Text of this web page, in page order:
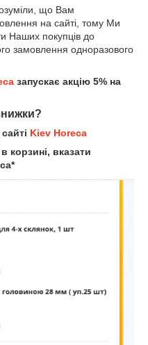
що Вам
на сайті, тому Ми
Наших покупців до
замовлення одноразового
запускає акцію 5% на
Kiev Horeca
корзині, вказати